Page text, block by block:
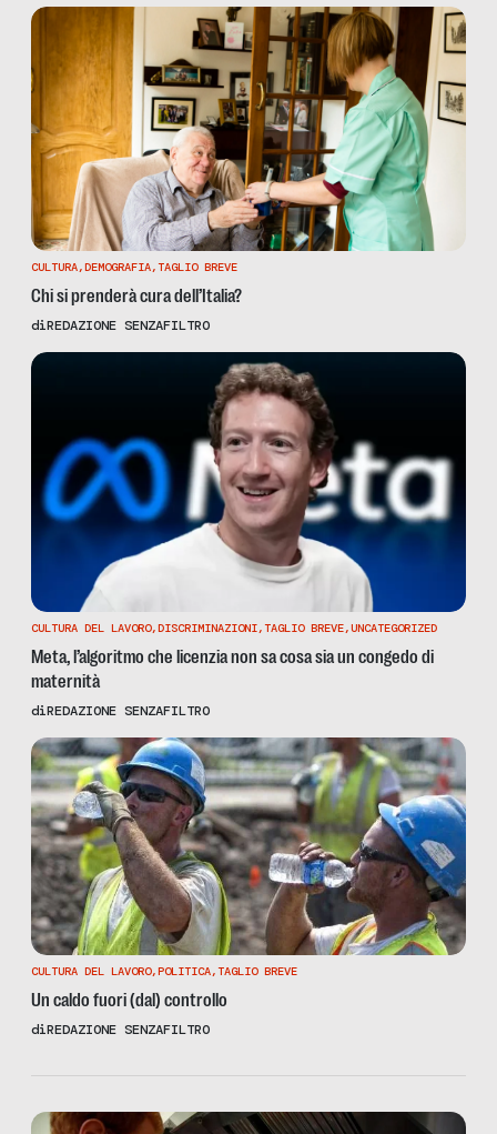
CULTURA,DEMOGRAFIA,TAGLIO BREVE
Chi si prenderà cura dell’Italia?
diREDAZIONE SENZAFILTRO
CULTURA DEL LAVORO,DISCRIMINAZIONI,TAGLIO BREVE,UNCATEGORIZED
Meta, l’algoritmo che licenzia non sa cosa sia un congedo di
maternità
diREDAZIONE SENZAFILTRO
CULTURA DEL LAVORO,POLITICA,TAGLIO BREVE
Un caldo fuori (dal) controllo
diREDAZIONE SENZAFILTRO